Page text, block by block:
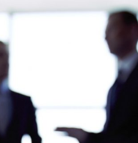
Clube Caxinguí
Guia de
Turismo e
Odontologia